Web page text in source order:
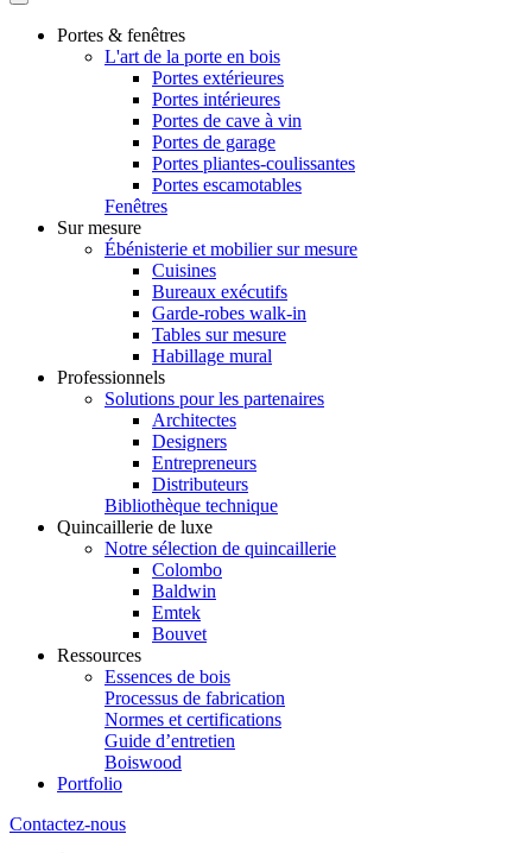
Portes & fenêtres
L'art de la porte en bois
Portes extérieures
Portes intérieures
Portes de cave à vin
Portes de garage
Portes pliantes-coulissantes
Portes escamotables
Fenêtres
Sur mesure
Ébénisterie et mobilier sur mesure
Cuisines
Bureaux exécutifs
Garde-robes walk-in
Tables sur mesure
Habillage mural
Professionnels
Solutions pour les partenaires
Architectes
Designers
Entrepreneurs
Distributeurs
Bibliothèque technique
Quincaillerie de luxe
Notre sélection de quincaillerie
Colombo
Baldwin
Emtek
Bouvet
Ressources
Essences de bois
Processus de fabrication
Normes et certifications
Guide d’entretien
Boiswood
Portfolio
Contactez-nous